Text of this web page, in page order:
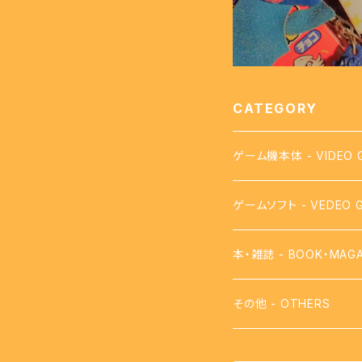
CATEGORY
ゲーム機本体 - VIDEO
ゲームソフト - VEDEO
【FC】ファミコン -
【FDS】ディスクシステ
本・雑誌 - BOOK・
攻略本
その他 - OTHERS